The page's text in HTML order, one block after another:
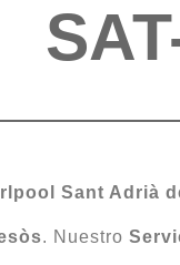
Sant Adrià
. Nuestro